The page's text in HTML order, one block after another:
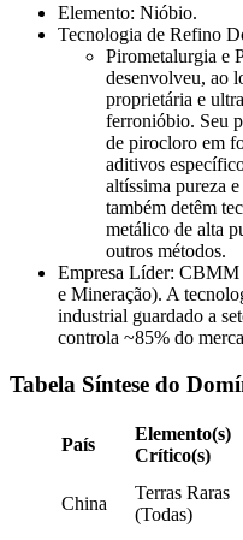
Elemento: Nióbio.
Tecnologia de Refino
Pirometalurgia e
desenvolveu, ao
proprietária e
ferronióbio. Seu
de pirocloro em
aditivos
altíssima pureza
também detêm
metálico de alta
outros métodos.
Empresa Líder: CBMM
e Mineração). A
industrial guardado a
controla ~85% do
Tabela Síntese do
País
Elemento(s)
Crítico(s)
China
Terras Raras
(Todas)